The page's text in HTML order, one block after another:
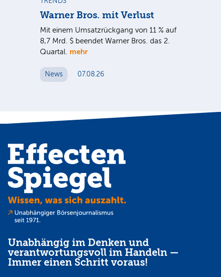
Warner Bros. mit Verlust
Mit einem Umsatzrückgang von 11 % auf
8,7 Mrd. $ beendet Warner Bros. das 2.
Quartal. mehr
News 07.08.26
Unabhängig im Denken und
verantwortungsvoll im Handeln —
Immer einen Schritt voraus!